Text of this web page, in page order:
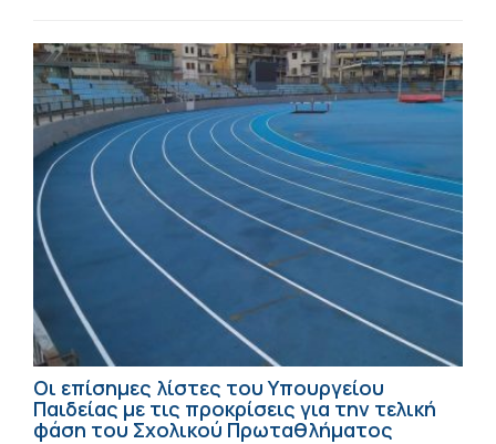
Οι επίσημες λίστες του Υπουργείου
Παιδείας με τις προκρίσεις για την τελική
φάση του Σχολικού Πρωταθλήματος